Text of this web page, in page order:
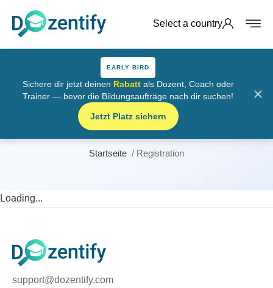
EARLY BIRD
Sichere dir jetzt deinen Rabattals Dozent, Coach oder
Trainer — bevor die Bildungsaufträge nach dir suchen!
Jetzt Platz sichern
×
Select a country
Registrierung – Persönliche
Daten
Startseite Registration
Loading...
support@dozentify.com